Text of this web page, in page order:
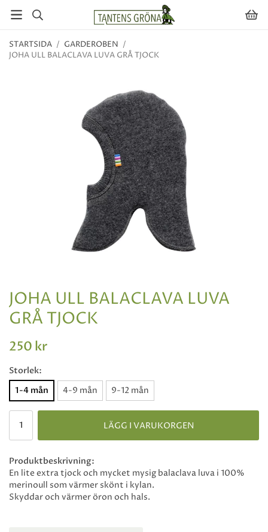
STARTSIDA / GARDEROBEN /
JOHA ULL BALACLAVA LUVA GRÅ TJOCK
JOHA ULL BALACLAVA LUVA
GRÅ TJOCK
250 kr
Storlek:
1-4 mån
4-9 mån 9-12 mån
LÄGG I VARUKORGEN
Produktbeskrivning:
En lite extra tjock och mycket mysig balaclava luva i 100%
merinoull som värmer skönt i kylan.
Skyddar och värmer öron och hals.